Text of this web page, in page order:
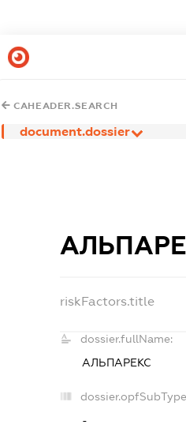
CAHEADER.SEARCH
document.dossier
riskFactors.title
dossier.fullName:
АЛЬПАРЕКС
-